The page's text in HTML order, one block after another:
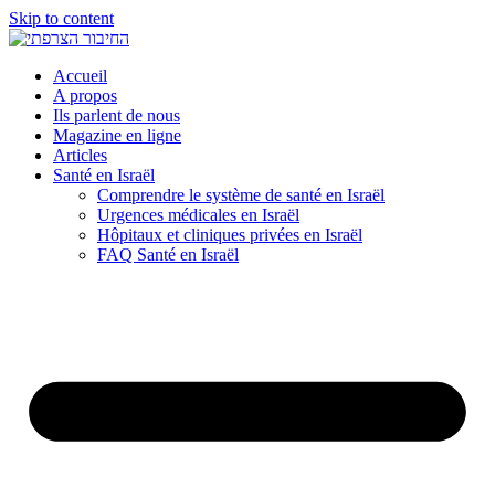
Skip to content
Accueil
A propos
Ils parlent de nous
Magazine en ligne
Articles
Santé en Israël
Comprendre le système de santé en Israël
Urgences médicales en Israël
Hôpitaux et cliniques privées en Israël
FAQ Santé en Israël